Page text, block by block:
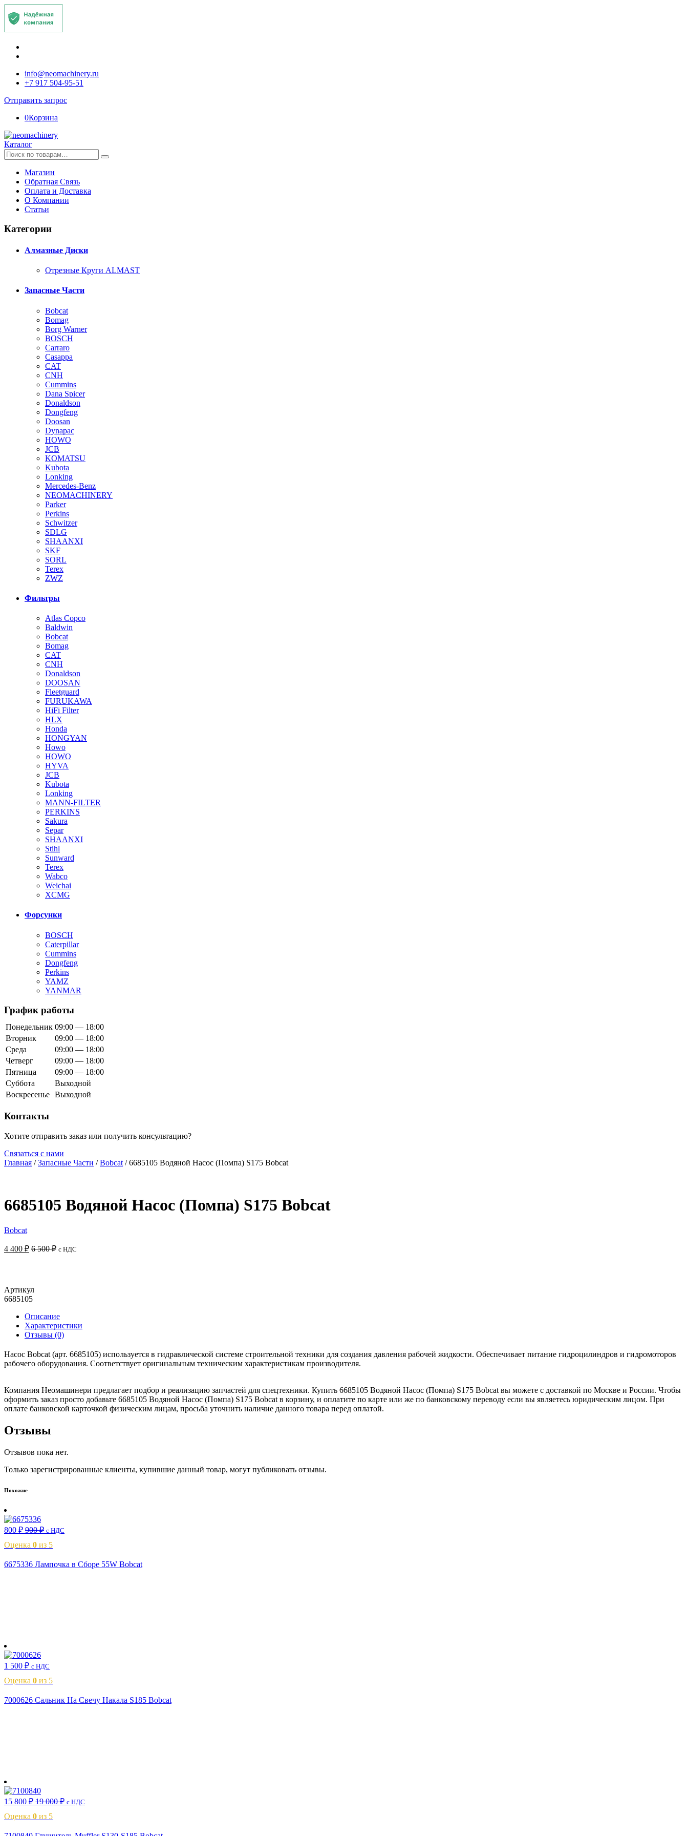
info@neomachinery.ru
+7 917 504-95-51
Отправить запрос
0Корзина
Каталог
Искать:
Магазин
Обратная Связь
Оплата и Доставка
О Компании
Статьи
Категории
Алмазные Диски
Отрезные Круги ALMAST
Запасные Части
Bobcat
Bomag
Borg Warner
BOSCH
Carraro
Casappa
CAT
CNH
Cummins
Dana Spicer
Donaldson
Dongfeng
Doosan
Dynapac
HOWO
JCB
KOMATSU
Kubota
Lonking
Mercedes-Benz
NEOMACHINERY
Parker
Perkins
Schwitzer
SDLG
SHAANXI
SKF
SORL
Terex
ZWZ
Фильтры
Atlas Copco
Baldwin
Bobcat
Bomag
CAT
CNH
Donaldson
DOOSAN
Fleetguard
FURUKAWA
HiFi Filter
HLX
Honda
HONGYAN
Howo
HOWO
HYVA
JCB
Kubota
Lonking
MANN-FILTER
PERKINS
Sakura
Separ
SHAANXI
Stihl
Sunward
Terex
Wabco
Weichai
XCMG
Форсунки
BOSCH
Caterpillar
Cummins
Dongfeng
Perkins
YAMZ
YANMAR
График работы
Понедельник 09:00 — 18:00
Вторник
09:00 — 18:00
Среда
09:00 — 18:00
Четверг
09:00 — 18:00
Пятница
09:00 — 18:00
Суббота
Выходной
Воскресенье Выходной
Контакты
Хотите отправить заказ или получить консультацию?
Связаться с нами
Главная /Запасные Части /Bobcat / 6685105 Водяной Насос (Помпа) S175 Bobcat
6685105 Водяной Насос (Помпа) S175 Bobcat
Bobcat
4 400 ₽ 6 500₽ с НДС
Артикул
6685105
Описание
Характеристики
Отзывы (0)
Насос Bobcat (арт. 6685105) используется в гидравлической системе строительной техники для создания давления рабочей жидкости. Обеспечивает питание гидроцилиндров и гидромоторов
рабочего оборудования. Соответствует оригинальным техническим характеристикам производителя.
Компания Неомашинери предлагает подбор и реализацию запчастей для спецтехники. Купить 6685105 Водяной Насос (Помпа) S175 Bobcat вы можете с доставкой по Москве и России. Чтобы
оформить заказ просто добавьте 6685105 Водяной Насос (Помпа) S175 Bobcat в корзину, и оплатите по карте или же по банковскому переводу если вы являетесь юридическим лицом. При
оплате банковской карточкой физическим лицам, просьба уточнить наличие данного товара перед оплатой.
Отзывы
Отзывов пока нет.
Только зарегистрированные клиенты, купившие данный товар, могут публиковать отзывы.
Похожие
800 ₽ 900₽ с НДС
Оценка 0 из 5
6675336 Лампочка в Сборе 55W Bobcat
1 500 ₽ с НДС
Оценка 0 из 5
7000626 Сальник На Свечу Накала S185 Bobcat
15 800 ₽ 19 000₽ с НДС
Оценка 0 из 5